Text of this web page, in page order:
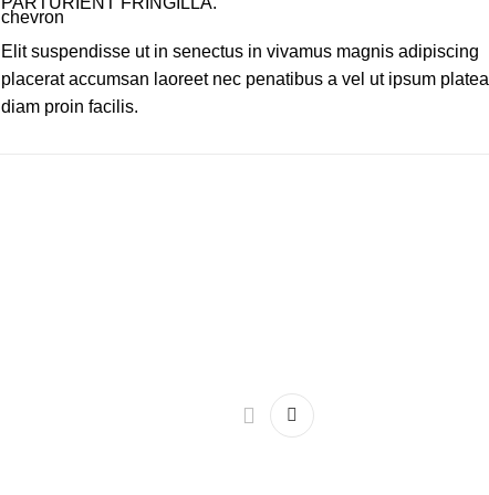
Elit suspendisse ut in senectus in vivamus magnis adipiscing
placerat accumsan laoreet nec penatibus a vel ut ipsum platea
diam proin facilis.